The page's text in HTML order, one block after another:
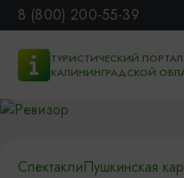
8 (800) 200-55-39
ТУРИСТИЧЕСКИЙ ПОРТАЛ
КАЛИНИНГРАДСКОЙ
СпектаклиПушкинская